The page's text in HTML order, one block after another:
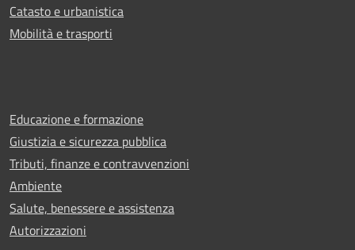
Catasto e urbanistica
Mobilità e trasporti
Educazione e formazione
Giustizia e sicurezza pubblica
Tributi, finanze e contravvenzioni
Ambiente
Salute, benessere e assistenza
Autorizzazioni